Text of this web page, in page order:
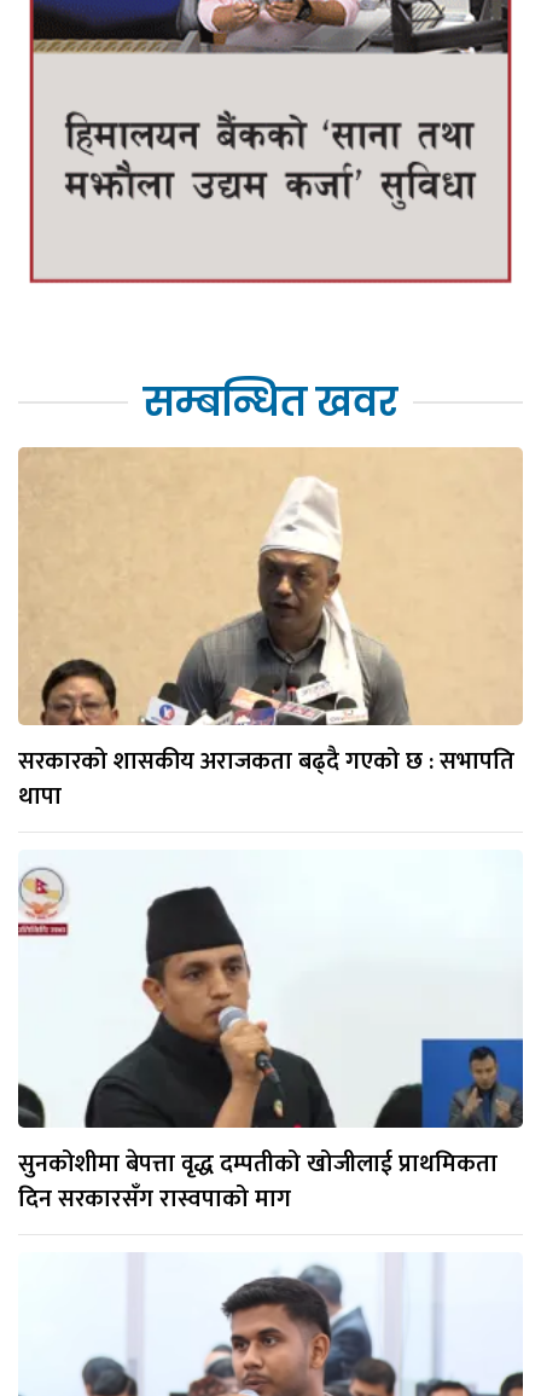
सम्बन्धित खवर
सरकारको शासकीय अराजकता बढ्दै गएको छ : सभापति
थापा
सुनकोशीमा बेपत्ता वृद्ध दम्पतीको खोजीलाई प्राथमिकता
दिन सरकारसँग रास्वपाको माग